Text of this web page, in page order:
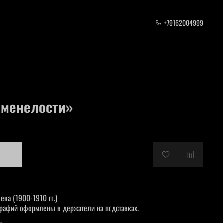
+79162004999
(1900-1910 гг.)
оформлены в держатели на подставках.